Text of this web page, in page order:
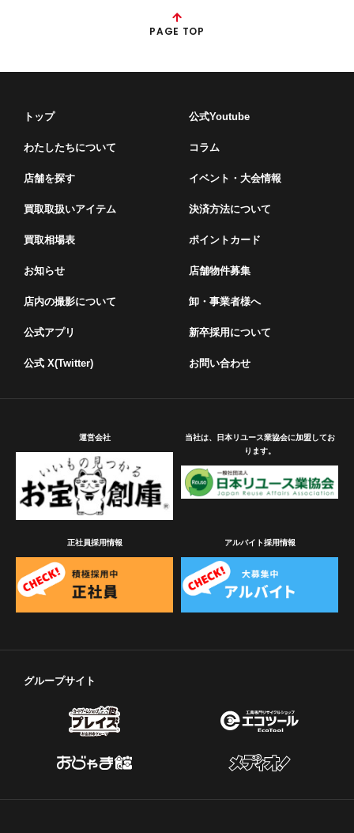
PAGE TOP
トップ
わたしたちについて
店舗を探す
買取取扱いアイテム
買取相場表
お知らせ
店内の撮影について
公式アプリ
公式 X(Twitter)
公式Youtube
コラム
イベント・⼤会情報
決済方法について
ポイントカード
店舗物件募集
卸・事業者様へ
新卒採用について
お問い合わせ
運営会社
当社は、日本リユース業協会に加盟してお
ります。
正社員採用情報 アルバイト採用情報
グループサイト